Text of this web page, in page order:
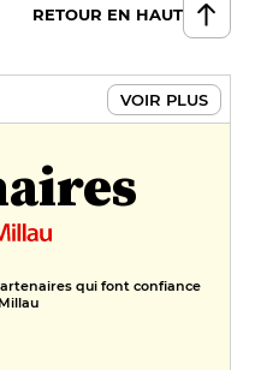
RETOUR EN HAUT
VOIR PLUS
qui font confiance